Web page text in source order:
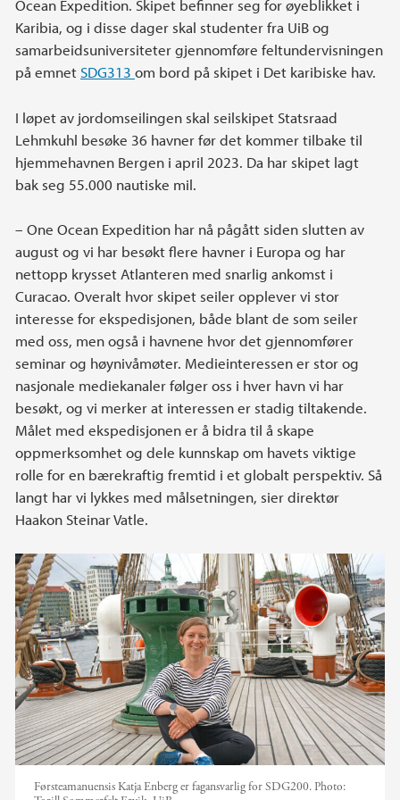
Ocean Expedition. Skipet befinner seg for øyeblikket i
Karibia, og i disse dager skal studenter fra UiB og
samarbeidsuniversiteter gjennomføre feltundervisningen
på emnetSDG313 om bord på skipet i Det karibiske hav.
I løpet av jordomseilingen skal seilskipet Statsraad
Lehmkuhl besøke 36 havner før det kommer tilbake til
hjemmehavnen Bergen i april 2023. Da har skipet lagt
bak seg 55.000 nautiske mil.
– One Ocean Expedition har nå pågått siden slutten av
august og vi har besøkt flere havner i Europa og har
nettopp krysset Atlanteren med snarlig ankomst i
Curacao. Overalt hvor skipet seiler opplever vi stor
interesse for ekspedisjonen, både blant de som seiler
med oss, men også i havnene hvor det gjennomfører
seminar og høynivåmøter. Medieinteressen er stor og
nasjonale mediekanaler følger oss i hver havn vi har
besøkt, og vi merker at interessen er stadig tiltakende.
Målet med ekspedisjonen er å bidra til å skape
oppmerksomhet og dele kunnskap om havets viktige
rolle for en bærekraftig fremtid i et globalt perspektiv. Så
langt har vi lykkes med målsetningen, sier direktør
Haakon Steinar Vatle.
Førsteamanuensis Katja Enberg er fagansvarlig for SDG200. Photo: